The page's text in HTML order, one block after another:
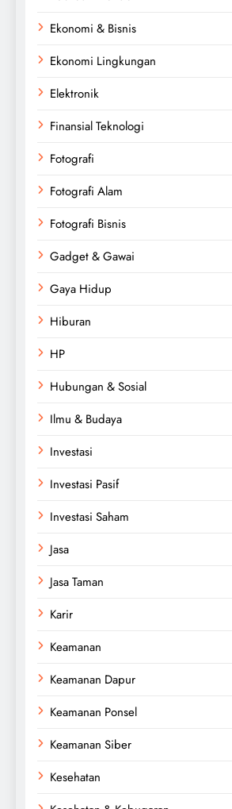
Ekonomi & Bisnis
Ekonomi Lingkungan
Elektronik
Finansial Teknologi
Fotografi
Fotografi Alam
Fotografi Bisnis
Gadget & Gawai
Gaya Hidup
Hiburan
HP
Hubungan & Sosial
Ilmu & Budaya
Investasi
Investasi Pasif
Investasi Saham
Jasa
Jasa Taman
Karir
Keamanan
Keamanan Dapur
Keamanan Ponsel
Keamanan Siber
Kesehatan